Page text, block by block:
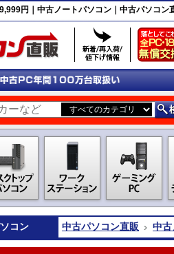
円｜中古ノートパソコン｜中古パソコン
コン 中古パソコン直販 中古